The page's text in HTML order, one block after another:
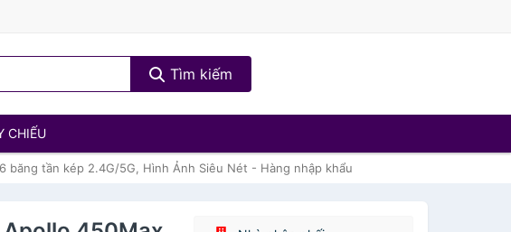
Tìm kiếm
CHIẾU
băng tần kép 2.4G/5G, Hình Ảnh Siêu Nét - Hàng nhập khẩu